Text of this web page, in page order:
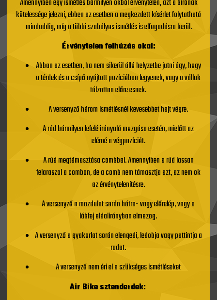
Amennyiben egy ismétlés bármilyen okból érvénytelen, azt a bírónak
kötelessége jelezni, ebben az esetben a megkezdett kísérlet folytatható
mindaddig, míg a többi szabályos ismétlés is elfogadásra kerül.
Érvénytelen felhúzás okai:
Abban az esetben, ha nem sikerül álló helyzetbe jutni úgy, hogy
a térdek és a csípő nyújtott pozícióban legyenek, vagy a vállak
túlzottan előre esnek.
A versenyző három ismétlésnél kevesebbet hajt végre.
A rúd bármilyen lefelé irányuló mozgása esetén, mielőtt az
elérné a végpozíciót.
A rúd megtámasztása combbal. Amennyiben a rúd lassan
felaraszol a combon, de a comb nem támasztja azt, az nem ok
az érvénytelenítésre.
A versenyző a mozdulat során hátra- vagy előrelép, vagy a
lábfej oldalirányban elmozog.
A versenyző a gyakorlat során elengedi, ledobja vagy pattintja a
rudat.
A versenyző nem éri el a szükséges ismétléseket
Air Bike sztenderdek: